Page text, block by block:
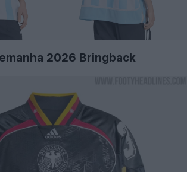
2026 Bringback